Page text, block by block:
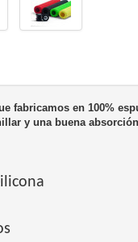
fabricamos en 100%
y una buena